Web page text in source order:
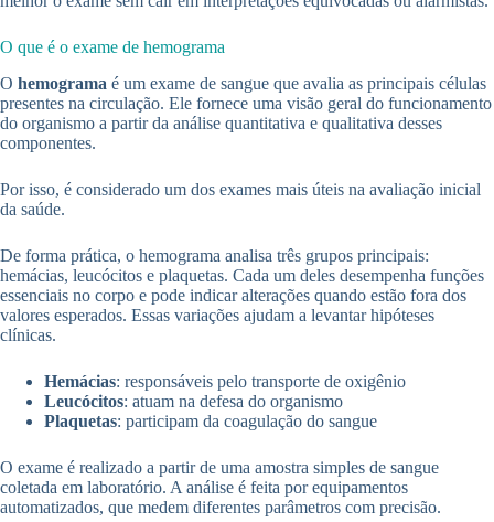
O que é o exame de hemograma
O hemograma é um exame de sangue que avalia as principais células
presentes na circulação. Ele fornece uma visão geral do funcionamento
do organismo a partir da análise quantitativa e qualitativa desses
componentes.
Por isso, é considerado um dos exames mais úteis na avaliação inicial
da saúde.
De forma prática, o hemograma analisa três grupos principais:
hemácias, leucócitos e plaquetas. Cada um deles desempenha funções
essenciais no corpo e pode indicar alterações quando estão fora dos
valores esperados. Essas variações ajudam a levantar hipóteses
clínicas.
Hemácias: responsáveis pelo transporte de oxigênio
Leucócitos: atuam na defesa do organismo
Plaquetas: participam da coagulação do sangue
O exame é realizado a partir de uma amostra simples de sangue
coletada em laboratório. A análise é feita por equipamentos
automatizados, que medem diferentes parâmetros com precisão.